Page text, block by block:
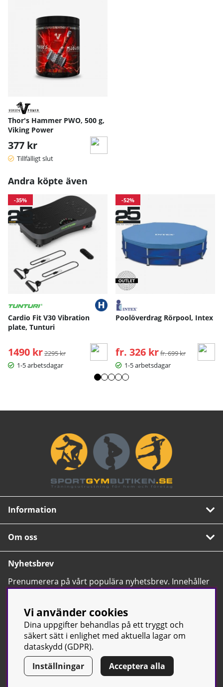
Thor's Hammer PWO, 500 g,
Viking Power
377 kr
Tillfälligt slut
Andra köpte även
-35%
Cardio Fit V30 Vibration
plate, Tunturi
1490 kr Ordinarie pris:
2295 kr
1-5 arbetsdagar
-52%
Poolöverdrag Rörpool, Intex
fr. 326 kr Ordinarie pris:
fr. 699 kr
1-5 arbetsdagar
Information
Om oss
Nyhetsbrev
Prenumerera på vårt populära nyhetsbrev. Innehåller
tips, nyheter och våra allra bästa erbjudanden.
© Sport & Gym Butiken JTC AB | Kontakta oss| All rights reserved
| Org.nr: 556668-7058 | Tel: 0500-42 87 00
Vi använder cookies
Dina uppgifter behandlas på ett tryggt och
säkert sätt i enlighet med aktuella lagar om
dataskydd (GDPR).
Inställningar
Acceptera alla